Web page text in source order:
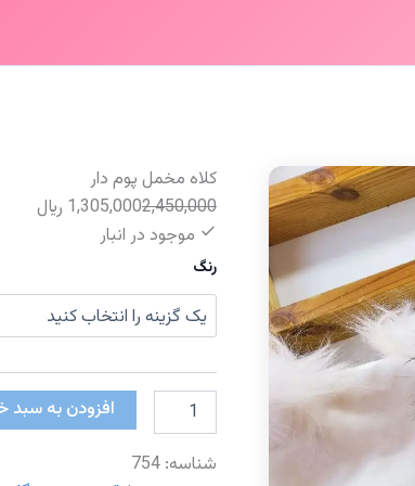
کلاه مخمل پوم دار
2,450,000
1,305,000 ﷼
موجود در انبار
رنگ
کلاه
مخمل
دار
افزودن به سبد
شناسه: 754